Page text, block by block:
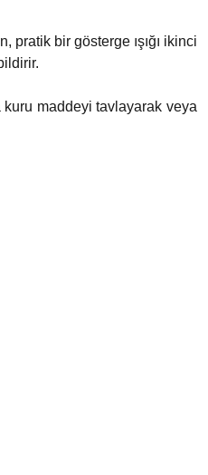
pratik bir gösterge ışığı ikinci
kuru maddeyi tavlayarak veya